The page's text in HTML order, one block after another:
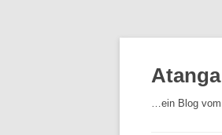
Atanga
…ein Blog